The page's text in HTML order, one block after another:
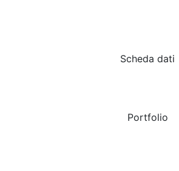
Scheda dati
Portfolio